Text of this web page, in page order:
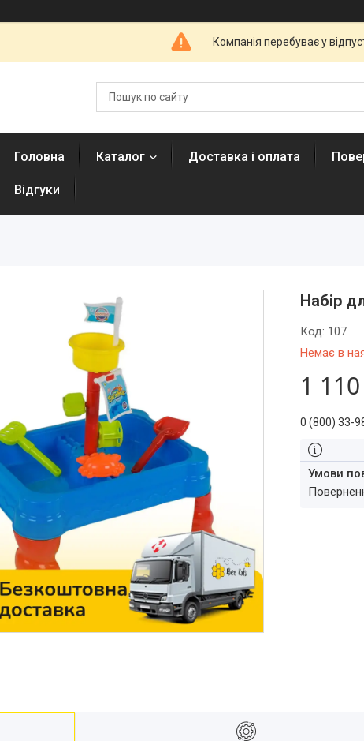
Компанія перебуває у
Головна Каталог Доставка і оплата
Відгуки
Набір
Немає в
Код: 107
1
0 (800) 33-